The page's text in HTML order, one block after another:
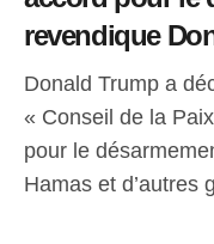
revendique
Donald Trump a
« Conseil de la
pour le
Hamas et d’autres